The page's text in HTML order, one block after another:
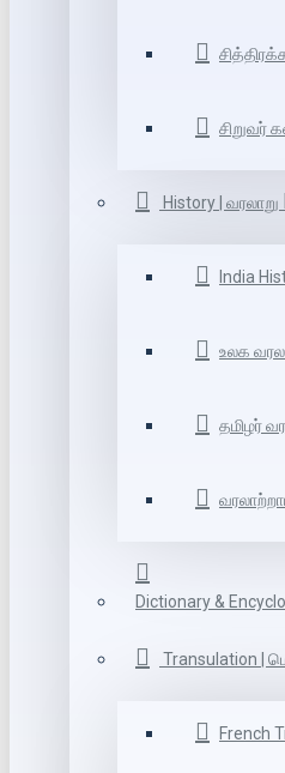
சிறுவர்
History | வரலாறு
India
உலக
தமிழர்
Dictionary &
Transulation |
French